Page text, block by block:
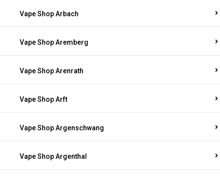
Vape Shop Arbach
Vape Shop Aremberg
Vape Shop Arenrath
Vape Shop Arft
Vape Shop Argenschwang
Vape Shop Argenthal